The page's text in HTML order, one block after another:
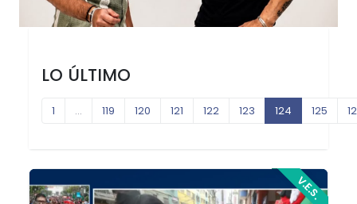
LO ÚLTIMO
1 ... 119 120 121 122 123 124 125
V.E.S.